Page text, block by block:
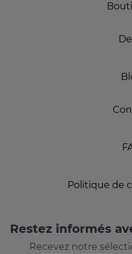
Politique de
Restez informés
Recevez notre